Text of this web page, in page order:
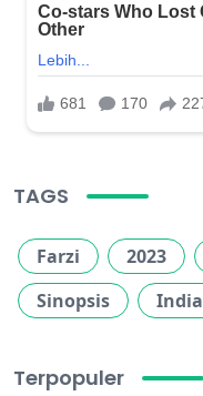
TAGS
Farzi 2023
Sinopsis
India
Terpopuler